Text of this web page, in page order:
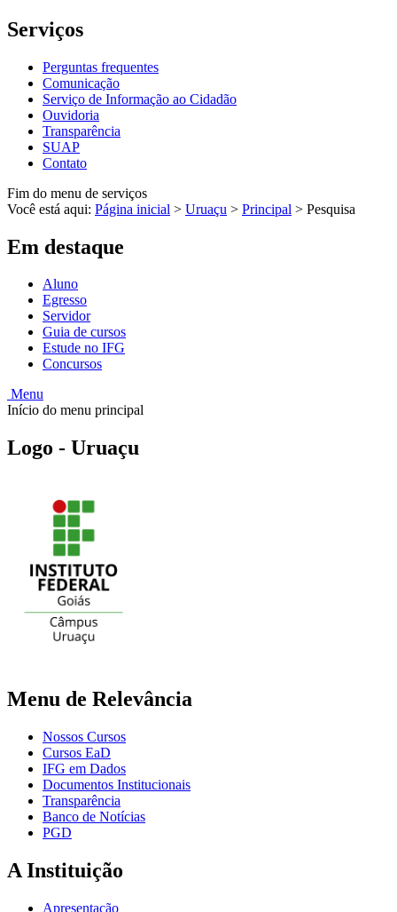
Serviços
Perguntas frequentes
Comunicação
Serviço de Informação ao Cidadão
Ouvidoria
Transparência
SUAP
Contato
Fim do menu de serviços
Você está aqui: Página inicial > Uruaçu > Principal > Pesquisa
Em destaque
Aluno
Egresso
Servidor
Guia de cursos
Estude no IFG
Concursos
Menu
Início do menu principal
Logo - Uruaçu
Menu de Relevância
Nossos Cursos
Cursos EaD
IFG em Dados
Documentos Institucionais
Transparência
Banco de Notícias
PGD
A Instituição
Apresentação